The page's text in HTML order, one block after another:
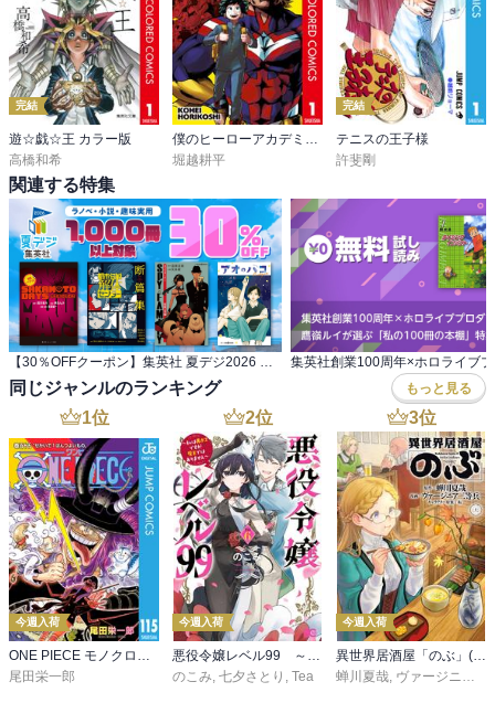
完結
遊☆戯☆王 カラー版
高橋和希
堀越耕平
完結
テニスの王子様
許斐剛
関連する特集
同じジャンルのランキング もっと見る
1位
今週入荷
ONE PIECE モノクロ版 115
尾田栄一郎
2位
今週入荷
悪役令嬢レベル99 ～私は裏ボスですが魔王ではありません～ その６
のこみ, 七夕さとり , Tea
3位
今週入荷
異世界居酒屋「のぶ」(22)
蝉川夏哉, ヴァージニア二等兵